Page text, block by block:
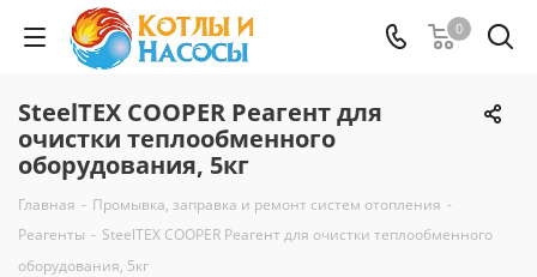
0
SteelTEX COOPER Реагент для
очистки теплообменного
оборудования, 5кг
Главная - Промывка, заправка и ремонт систем отопления -
Реагенты - SteelTEX COOPER Реагент для очистки теплообменного
оборудования, 5кг